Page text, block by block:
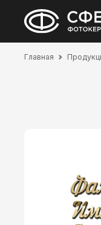
Главная